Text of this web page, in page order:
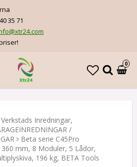
35 71
0
Inredningar,
/
Beta serie C45Pro
mm, 8 Moduler, 5 Lådor,
196 kg, BETA Tools